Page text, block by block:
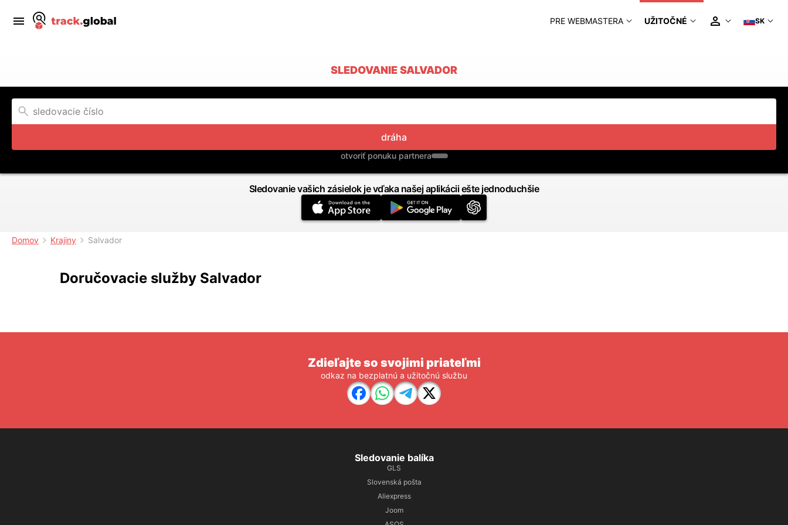
PRE WEBMASTERA UŽITOČNÉ SK
SLEDOVANIE SALVADOR
dráha
otvoriť ponuku partnera
Sledovanie vašich zásielok je vďaka našej aplikácii ešte jednoduchšie
Domov Krajiny Salvador
Doručovacie služby Salvador
Zdieľajte so svojimi priateľmi
odkaz na bezplatnú a užitočnú službu
Sledovanie balíka
GLS
Slovenská pošta
Aliexpress
Joom